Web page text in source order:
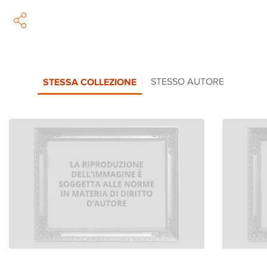
STESSA COLLEZIONE STESSO AUTORE